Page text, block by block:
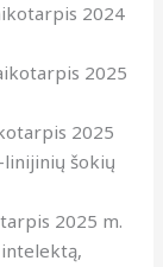
2024
2025
2025
linijinių šokių
2025 m.